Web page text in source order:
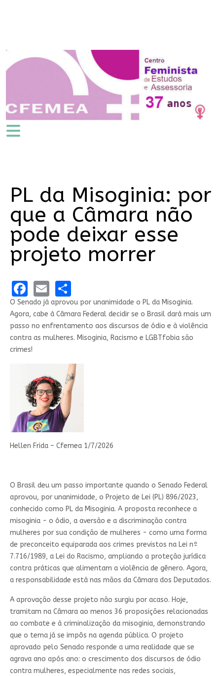
PL da Misoginia: por
que a Câmara não
pode deixar esse
projeto morrer
Facebook
EmailShare
O Senado já aprovou por unanimidade o PL da Misoginia.
Agora, cabe à Câmara Federal decidir se o Brasil dará mais um
passo no enfrentamento aos discursos de ódio e à violência
contra as mulheres. Misoginia, Racismo e LGBTfobia são
crimes!
Hellen Frida – Cfemea 1/7/2026
O Brasil deu um passo importante quando o Senado Federal
aprovou, por unanimidade, o Projeto de Lei (PL) 896/2023,
conhecido como PL da Misoginia. A proposta reconhece a
misoginia - o ódio, a aversão e a discriminação contra
mulheres por sua condição de mulheres - como uma forma
de preconceito equiparada aos crimes previstos na Lei nº
7.716/1989, a Lei do Racismo, ampliando a proteção jurídica
contra práticas que alimentam a violência de gênero. Agora,
a responsabilidade está nas mãos da Câmara dos Deputados.
A aprovação desse projeto não surgiu por acaso. Hoje,
tramitam na Câmara ao menos 36 proposições relacionadas
ao combate e à criminalização da misoginia, demonstrando
que o tema já se impôs na agenda pública. O projeto
aprovado pelo Senado responde a uma realidade que se
agrava ano após ano: o crescimento dos discursos de ódio
contra mulheres, especialmente nas redes sociais,